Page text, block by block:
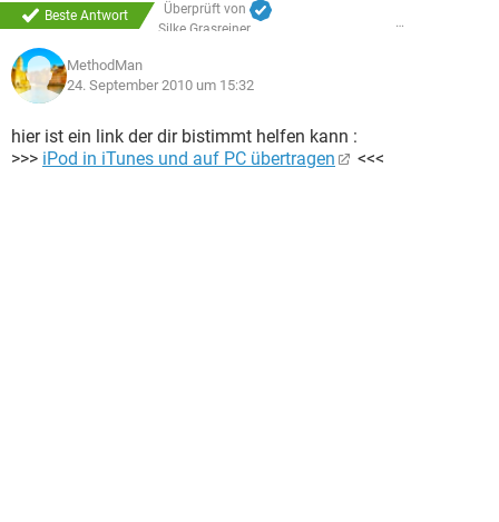
Beste Antwort
Überprüft von
Silke Grasreiner
MethodMan
24. September 2010 um 15:32
hier ist ein link der dir bistimmt helfen kann :
>>> iPod in iTunes und auf PC übertragen <<<